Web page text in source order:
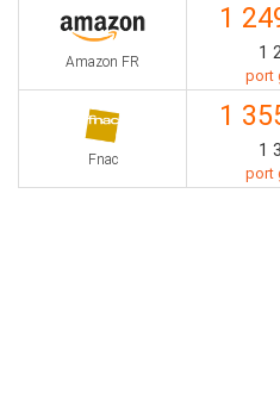
Amazon FR
1
1
port
Fnac
1
1
port